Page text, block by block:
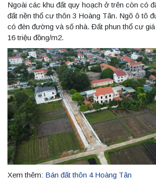
Ngoài các khu đất quy hoạch ở trên còn có
đất nền thổ cư thôn 3 Hoàng Tân. Ngõ ô tô
có đèn đường và số nhà. Đất phun thổ cư
16 triệu đồng/m2.
Xem thêm: Bán đất thôn 4 Hoàng Tân